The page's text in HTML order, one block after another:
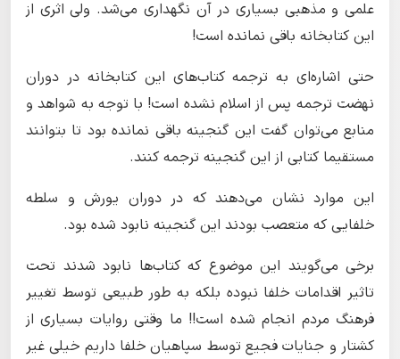
علمی و مذهبی بسیاری در آن نگهداری می‌شد. ولی اثری از
این کتابخانه باقی نمانده است!
حتی اشاره‌ای به ترجمه کتاب‌های این کتابخانه در دوران
نهضت ترجمه پس از اسلام نشده است! با توجه به شواهد و
منابع می‌توان گفت این گنجینه باقی نمانده بود تا بتوانند
مستقیما کتابی از این گنجینه ترجمه کنند.
این موارد نشان می‌دهند که در دوران یورش و سلطه
خلفایی که متعصب بودند این گنجینه نابود شده بود.
برخی می‌گویند این موضوع که کتاب‌ها نابود شدند تحت
تاثیر اقدامات خلفا نبوده بلکه به طور طبیعی توسط تغییر
فرهنگ مردم انجام شده است!! ما وقتی روایات بسیاری از
کشتار و جنایات فجیع توسط سپاهیان خلفا داریم خیلی غیر